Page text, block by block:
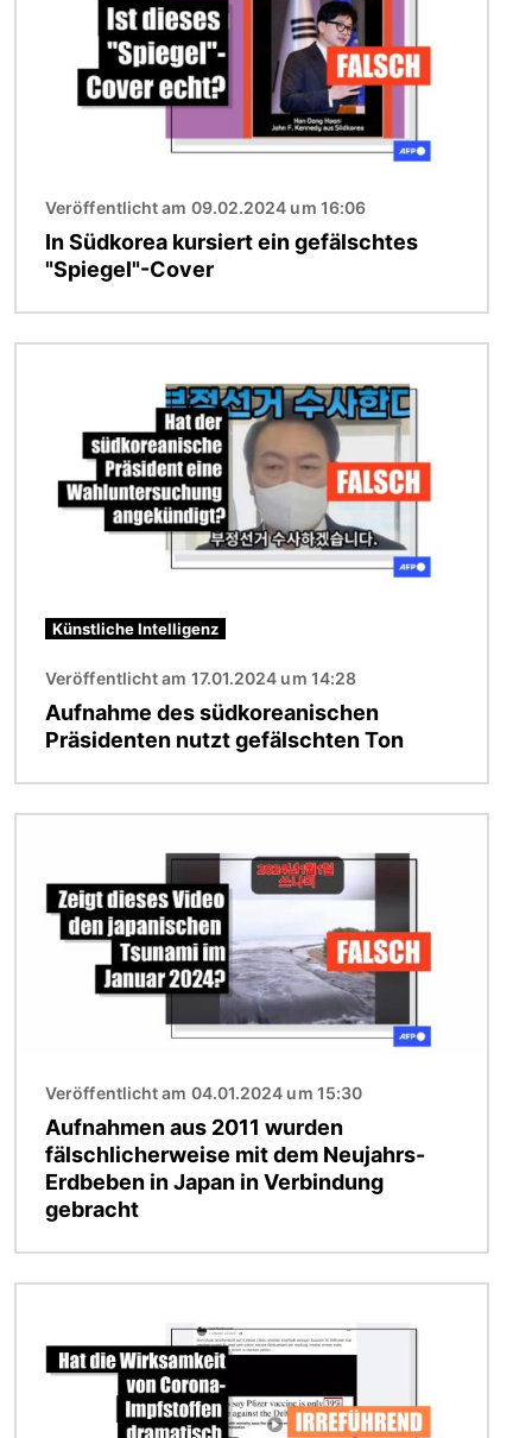
Veröffentlicht am 09.02.2024 um 16:06
In Südkorea kursiert ein gefälschtes
"Spiegel"-Cover
Künstliche Intelligenz
Veröffentlicht am 17.01.2024 um 14:28
Aufnahme des südkoreanischen
Präsidenten nutzt gefälschten Ton
Veröffentlicht am 04.01.2024 um 15:30
Aufnahmen aus 2011 wurden
fälschlicherweise mit dem Neujahrs-
Erdbeben in Japan in Verbindung
gebracht